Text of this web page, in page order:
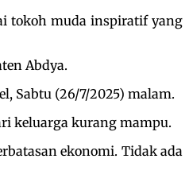
tokoh muda inspiratif yang
Abdya.
Sabtu (26/7/2025) malam.
keluarga kurang mampu.
ekonomi. Tidak ada